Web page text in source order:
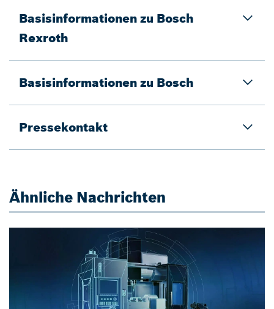
Basisinformationen zu Bosch
Rexroth
Basisinformationen zu Bosch
Pressekontakt
Ähnliche Nachrichten